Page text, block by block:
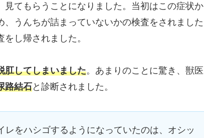
てもらうことになりました。当初はこの症状か
うんちが詰まっていないかの検査をされました
し帰されました。
肛してしまいました。あまりのことに驚き、獣医
路結石と診断されました。
レをハシゴするようになっていたのは、オシッ